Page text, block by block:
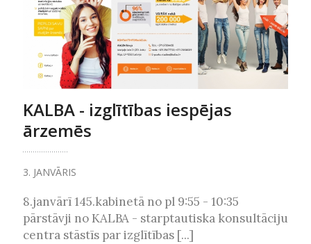
KALBA - izglītības iespējas
ārzemēs
3. JANVĀRIS
8.janvārī 145.kabinetā no pl 9:55 - 10:35
pārstāvji no KALBA - starptautiska konsultāciju
centra stāstīs par izglītības [...]